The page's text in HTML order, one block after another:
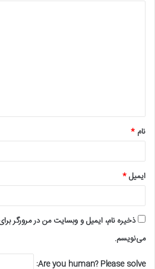
*
نام *
ایمیل*
ذخیره نام، ایمیل و وبسایت من در مرورگر
می‌نویسم.
Are you human? Please solve: